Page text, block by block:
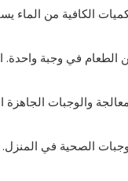
الكافية من الماء
الطعام في وجبة
والوجبات الجاهزة
الصحية في المنزل.